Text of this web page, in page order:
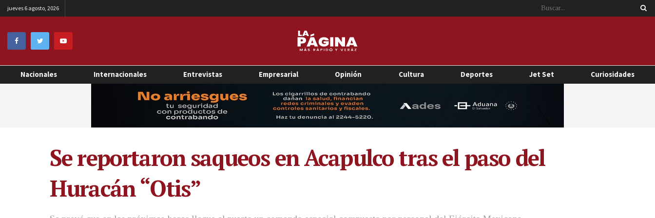
jueves 6 agosto, 2026
Nacionales Internacionales Entrevistas Empresarial Opinión Cultura Deportes Jet Set Curiosidades
Se reportaron saqueos en Acapulco tras el paso del
Huracán “Otis”